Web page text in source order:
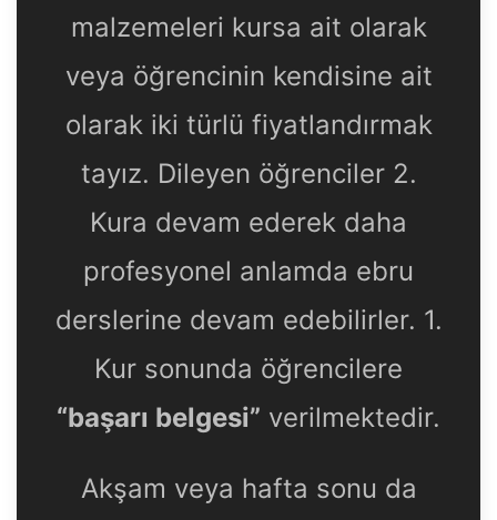
malzemeleri kursa ait olarak
veya öğrencinin kendisine ait
olarak iki türlü fiyatlandırmak
tayız. Dileyen öğrenciler 2.
Kura devam ederek daha
profesyonel anlamda ebru
derslerine devam edebilirler. 1.
Kur sonunda öğrencilere
“başarı belgesi” verilmektedir.
Akşam veya hafta sonu da